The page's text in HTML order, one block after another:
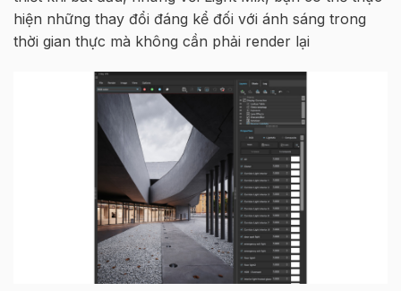
hiện những thay đổi đáng kể đối với ánh sáng trong
thời gian thực mà không cần phải render lại